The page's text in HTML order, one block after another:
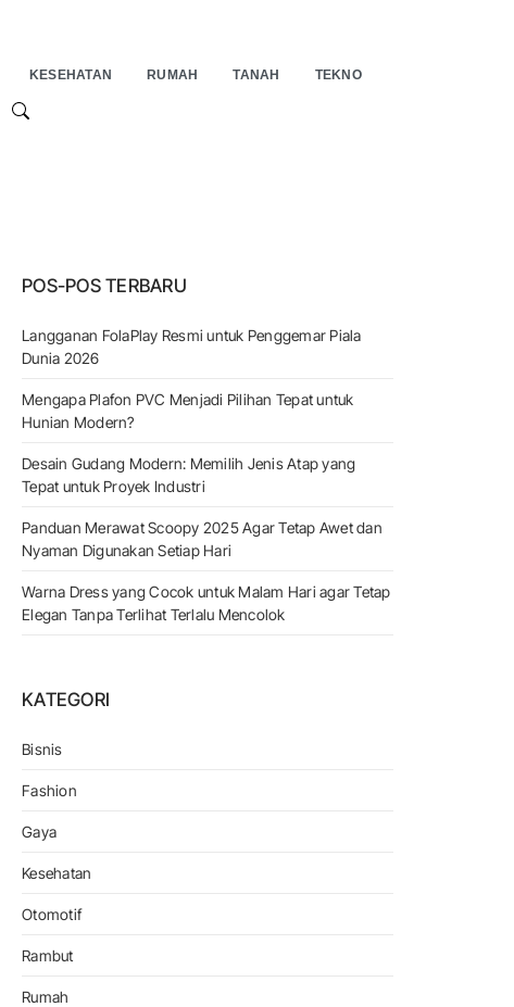
KESEHATAN RUMAH TANAH TEKNO
SEARCH
POS-POS TERBARU
Langganan FolaPlay Resmi untuk Penggemar Piala
Dunia 2026
Mengapa Plafon PVC Menjadi Pilihan Tepat untuk
Hunian Modern?
Desain Gudang Modern: Memilih Jenis Atap yang
Tepat untuk Proyek Industri
Panduan Merawat Scoopy 2025 Agar Tetap Awet dan
Nyaman Digunakan Setiap Hari
Warna Dress yang Cocok untuk Malam Hari agar Tetap
Elegan Tanpa Terlihat Terlalu Mencolok
KATEGORI
Bisnis
Fashion
Gaya
Kesehatan
Otomotif
Rambut
Rumah